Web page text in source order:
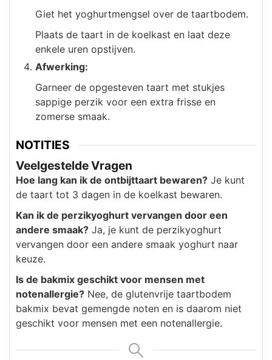
Giet het yoghurtmengsel over de taartbodem.
Plaats de taart in de koelkast en laat deze
enkele uren opstijven.
Afwerking:
Garneer de opgesteven taart met stukjes
sappige perzik voor een extra frisse en
zomerse smaak.
NOTITIES
Veelgestelde Vragen
Hoe lang kan ik de ontbijttaart bewaren? Je kunt
de taart tot 3 dagen in de koelkast bewaren.
Kan ik de perzikyoghurt vervangen door een
andere smaak? Ja, je kunt de perzikyoghurt
vervangen door een andere smaak yoghurt naar
keuze.
Is de bakmix geschikt voor mensen met
notenallergie? Nee, de glutenvrije taartbodem
bakmix bevat gemengde noten en is daarom niet
geschikt voor mensen met een notenallergie.